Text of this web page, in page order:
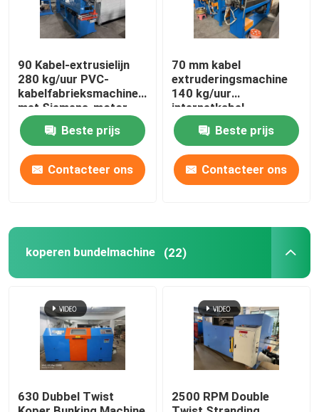
90 Kabel-extrusielijn
280 kg/uur PVC-
kabelfabrieksmachine
met Siemens-motor
Beste prijs
Contacteer ons
70 mm kabel
extruderingsmachine
140 kg/uur
internetkabel
productielijn
Beste prijs
Contacteer ons
koperen bundelmachine (22)
630 Dubbel Twist
2500 RPM Double